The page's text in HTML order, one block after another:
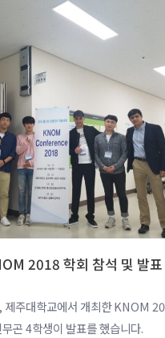
2018 학회 참석 및 발표
주대학교에서 개최한 KNOM
곤 4학생이 발표를 했습니다.